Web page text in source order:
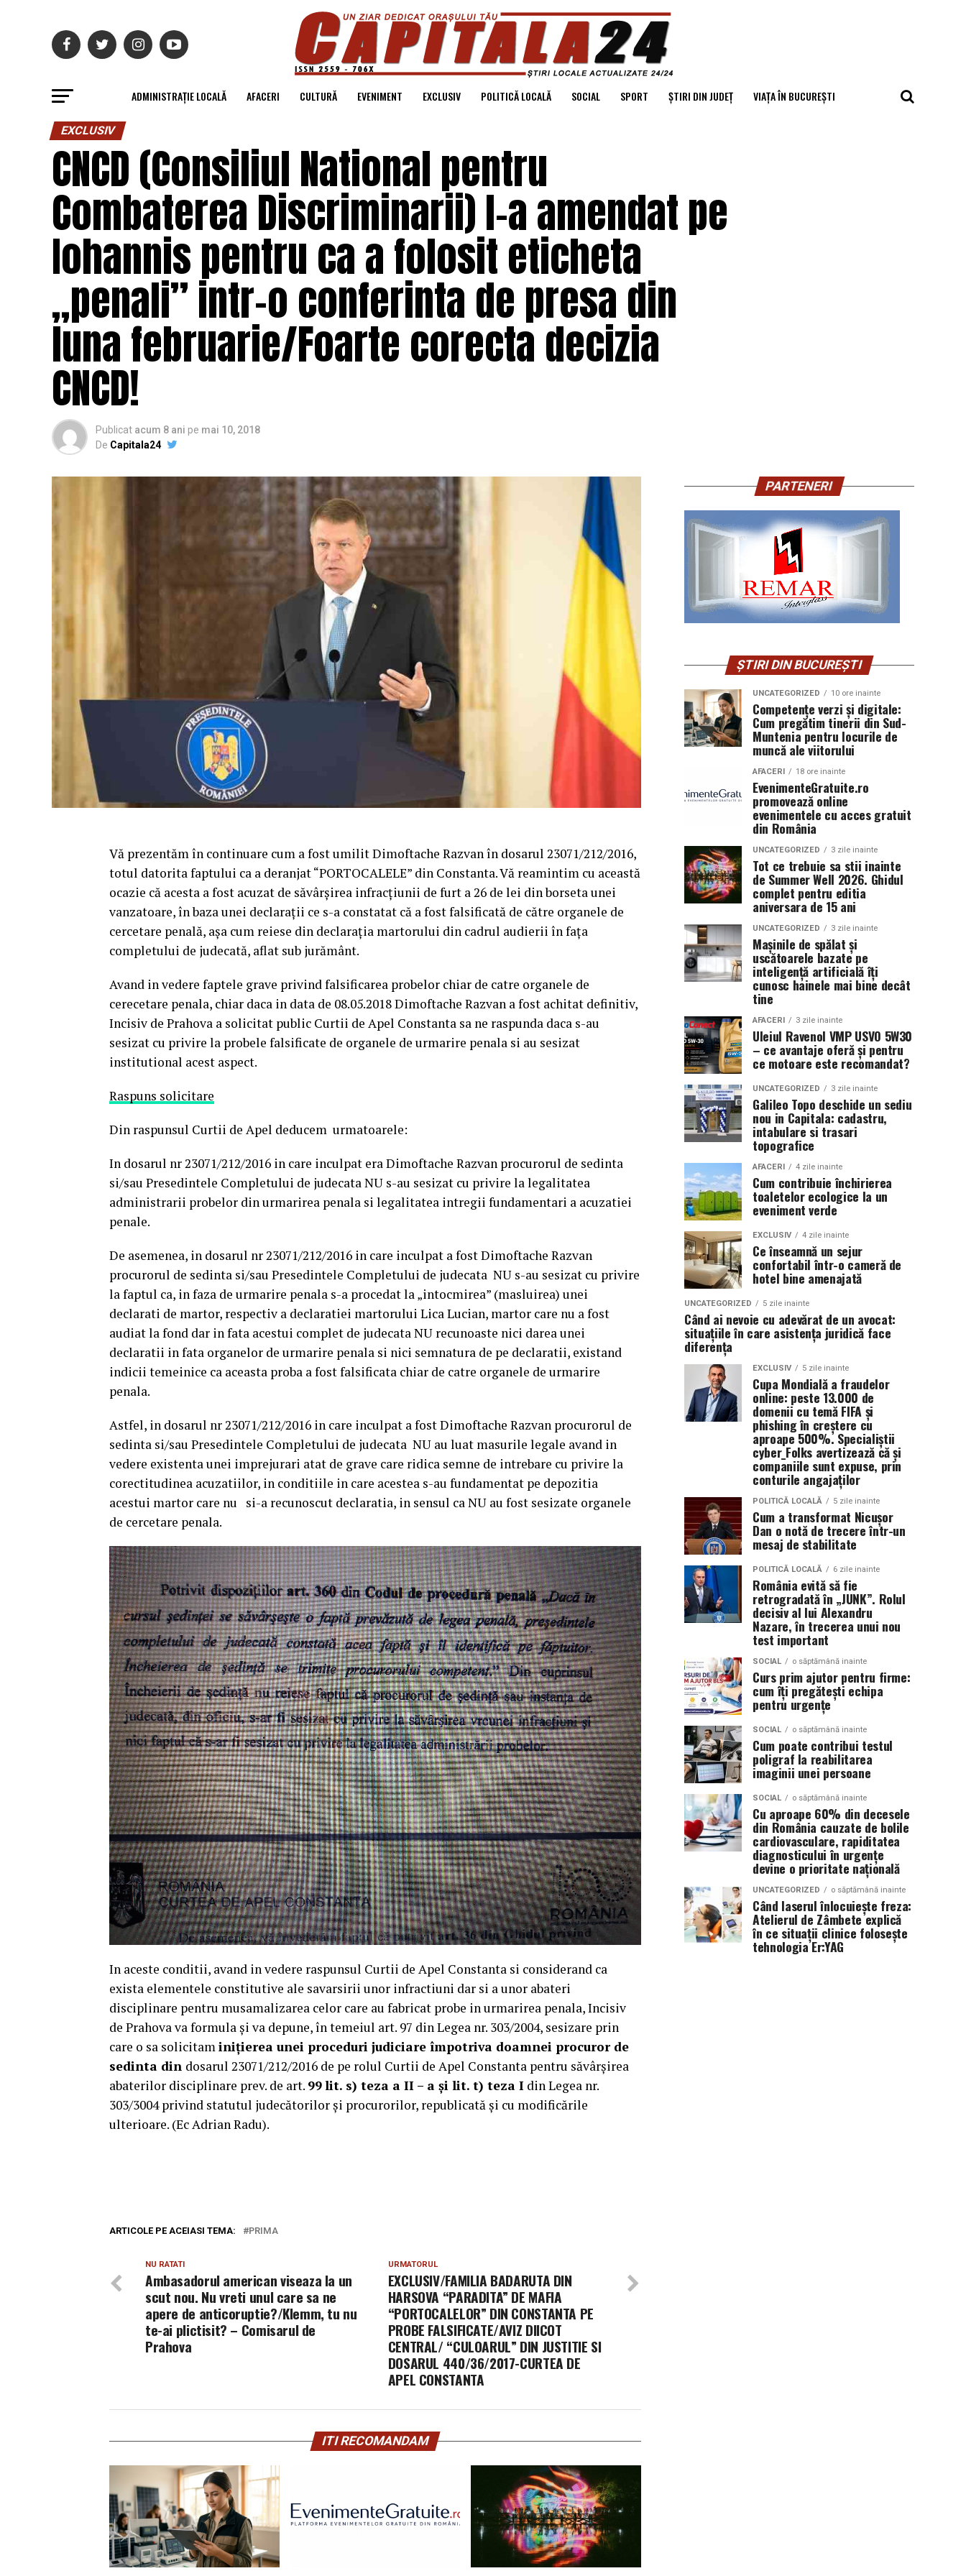
ADMINISTRAȚIE LOCALĂ AFACERI CULTURĂ EVENIMENT EXCLUSIV POLITICĂ LOCALĂ SOCIAL SPORT ȘTIRI DIN JUDEȚ VIAȚA ÎN BUCUREȘTI
EXCLUSIV
CNCD (Consiliul National pentru
Combaterea Discriminarii) l-a amendat pe
Iohannis pentru ca a folosit eticheta
„penali” intr-o conferinta de presa din
luna februarie/Foarte corecta decizia
CNCD!
Publicat acum 8 ani pe mai 10, 2018
De Capitala24
Vă prezentăm în continuare cum a fost umilit Dimoftache Razvan în dosarul 23071/212/2016,
totul datorita faptului ca a deranjat “PORTOCALELE” din Constanta. Vă reamintim cu această
ocazie că acesta a fost acuzat de săvârșirea infracțiunii de furt a 26 de lei din borseta unei
vanzatoare, în baza unei declarații ce s-a constatat că a fost falsificată de către organele de
cercetare penală, așa cum reiese din declarația martorului din cadrul audierii în fața
completului de judecată, aflat sub jurământ.
Avand in vedere faptele grave privind falsificarea probelor chiar de catre organele de
cerecetare penala, chiar daca in data de 08.05.2018 Dimoftache Razvan a fost achitat definitiv,
Incisiv de Prahova a solicitat public Curtii de Apel Constanta sa ne raspunda daca s-au
sesizat cu privire la probele falsificate de organele de urmarire penala si au sesizat
institutional acest aspect.
Raspuns solicitare
Din raspunsul Curtii de Apel deducem urmatoarele:
In dosarul nr 23071/212/2016 in care inculpat era Dimoftache Razvan procurorul de sedinta
si/sau Presedintele Completului de judecata NU s-au sesizat cu privire la legalitatea
administrarii probelor din urmarirea penala si legalitatea intregii fundamentari a acuzatiei
penale.
De asemenea, in dosarul nr 23071/212/2016 in care inculpat a fost Dimoftache Razvan
procurorul de sedinta si/sau Presedintele Completului de judecata NU s-au sesizat cu privire
la faptul ca, in faza de urmarire penala s-a procedat la „intocmirea” (masluirea) unei
declarati de martor, respectiv a declaratiei martorului Lica Lucian, martor care nu a fost
audiat la fond dar in fata acestui complet de judecata NU recunoaste nici darea unei
declaratii in fata organelor de urmarire penala si nici semnatura de pe declaratii, existand
indicii temeinice ca aceasta proba a fost falsificata chiar de catre organele de urmarire
penala.
Astfel, in dosarul nr 23071/212/2016 in care inculpat a fost Dimoftache Razvan procurorul de
sedinta si/sau Presedintele Completului de judecata NU au luat masurile legale avand in
vedere existenta unei imprejurari atat de grave care ridica semne de intrebare cu privire la
corectitudinea acuzatiilor, in conditiile in care acestea s-au fundamentat pe depozitia
acestui martor care nu si-a recunoscut declaratia, in sensul ca NU au fost sesizate organele
de cercetare penala.
In aceste conditii, avand in vedere raspunsul Curtii de Apel Constanta si considerand ca
exista elementele constitutive ale savarsirii unor infractiuni dar si a unor abateri
disciplinare pentru musamalizarea celor care au fabricat probe in urmarirea penala, Incisiv
de Prahova va formula și va depune, în temeiul art. 97 din Legea nr. 303/2004, sesizare prin
care o sa solicitaminițierea unei proceduri judiciare împotriva doamnei procuror de
sedinta din dosarul 23071/212/2016 de pe rolul Curtii de Apel Constanta pentru săvârșirea
abaterilor disciplinare prev. de art. 99lit. s) teza a II – a și lit. t) teza I din Legea nr.
303/3004 privind statutul judecătorilor și procurorilor, republicată și cu modificările
ulterioare. (Ec Adrian Radu).
ARTICOLE PE ACEIASI TEMA: PRIMA
URMATORUL
EXCLUSIV/FAMILIA BADARUTA DIN
HARSOVA “PARADITA” DE MAFIA
“PORTOCALELOR” DIN CONSTANTA PE
PROBE FALSIFICATE/AVIZ DIICOT
CENTRAL/ “CULOARUL” DIN JUSTITIE SI
DOSARUL 440/36/2017-CURTEA DE
APEL CONSTANTA
NU RATATI
Ambasadorul american viseaza la un
scut nou. Nu vreti unul care sa ne
apere de anticoruptie?/Klemm, tu nu
te-ai plictisit? – Comisarul de
Prahova
ITI RECOMANDAM
PARTENERI
ȘTIRI DIN BUCUREȘTI
UNCATEGORIZED 10 ore inainte
Competențe verzi și digitale:
Cum pregătim tinerii din Sud-
Muntenia pentru locurile de
muncă ale viitorului
AFACERI 18 ore inainte
EvenimenteGratuite.ro
promovează online
evenimentele cu acces gratuit
din România
UNCATEGORIZED 3 zile inainte
Tot ce trebuie sa stii inainte
de Summer Well 2026. Ghidul
complet pentru editia
aniversara de 15 ani
UNCATEGORIZED 3 zile inainte
Mașinile de spălat și
uscătoarele bazate pe
inteligență artificială îți
cunosc hainele mai bine decât
tine
AFACERI 3 zile inainte
Uleiul Ravenol VMP USVO 5W30
– ce avantaje oferă și pentru
ce motoare este recomandat?
UNCATEGORIZED 3 zile inainte
Galileo Topo deschide un sediu
nou in Capitala: cadastru,
intabulare si trasari
topografice
AFACERI 4 zile inainte
Cum contribuie închirierea
toaletelor ecologice la un
eveniment verde
EXCLUSIV 4 zile inainte
Ce înseamnă un sejur
confortabil într-o cameră de
hotel bine amenajată
UNCATEGORIZED 5 zile inainte
Când ai nevoie cu adevărat de un avocat:
situațiile în care asistența juridică face
diferența
EXCLUSIV 5 zile inainte
Cupa Mondială a fraudelor
online: peste 13.000 de
domenii cu temă FIFA și
phishing în creștere cu
aproape 500%. Specialiștii
cyber_Folks avertizează că și
companiile sunt expuse, prin
conturile angajaților
POLITICĂ LOCALĂ 5 zile inainte
Cum a transformat Nicușor
Dan o notă de trecere într-un
mesaj de stabilitate
POLITICĂ LOCALĂ 6 zile inainte
România evită să fie
retrogradată în „JUNK”. Rolul
decisiv al lui Alexandru
Nazare, în trecerea unui nou
test important
SOCIAL o săptămână inainte
Curs prim ajutor pentru firme:
cum îți pregătești echipa
pentru urgențe
SOCIAL o săptămână inainte
Cum poate contribui testul
poligraf la reabilitarea
imaginii unei persoane
SOCIAL o săptămână inainte
Cu aproape 60% din decesele
din România cauzate de bolile
cardiovasculare, rapiditatea
diagnosticului în urgențe
devine o prioritate națională
UNCATEGORIZED o săptămână inainte
Când laserul înlocuiește freza:
Atelierul de Zâmbete explică
în ce situații clinice folosește
tehnologia Er:YAG